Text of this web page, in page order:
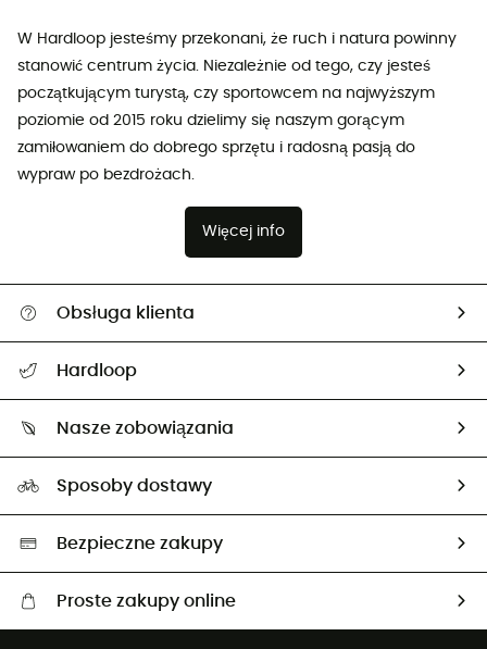
W Hardloop jesteśmy przekonani, że ruch i natura powinny
stanowić centrum życia. Niezależnie od tego, czy jesteś
początkującym turystą, czy sportowcem na najwyższym
poziomie od 2015 roku dzielimy się naszym gorącym
zamiłowaniem do dobrego sprzętu i radosną pasją do
wypraw po bezdrożach.
Więcej info
Obsługa klienta
Śledzenie przesyłki
Zwrot artykułów i zwrot środków
Hardloop
Ambasadorzy
Nasze zobowiązania
Neutralność węglowa
Wybrane produkty eko
Sposoby dostawy
Bezpieczne zakupy
Proste zakupy online